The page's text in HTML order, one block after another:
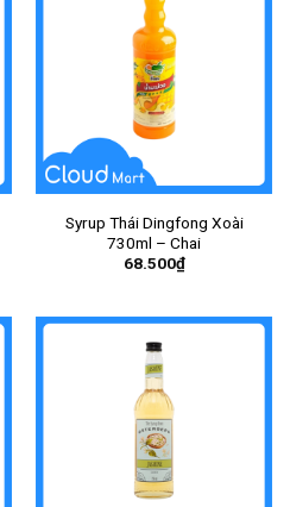
Syrup Thái Dingfong Xoài
730ml – Chai
68.500₫